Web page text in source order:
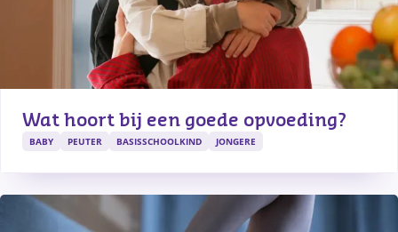
Wat hoort bij een goede opvoeding?
BABY PEUTER BASISSCHOOLKIND JONGERE